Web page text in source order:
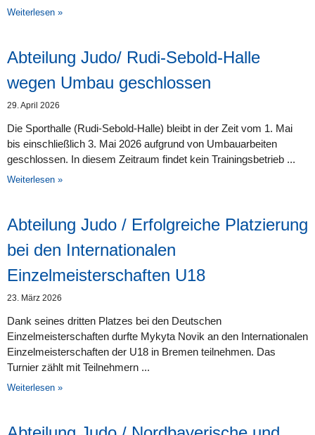
Weiterlesen »
Abteilung Judo/ Rudi-Sebold-Halle
wegen Umbau geschlossen
29. April 2026
Die Sporthalle (Rudi-Sebold-Halle) bleibt in der Zeit vom 1. Mai
bis einschließlich 3. Mai 2026 aufgrund von Umbauarbeiten
geschlossen. In diesem Zeitraum findet kein Trainingsbetrieb
Weiterlesen »
Abteilung Judo / Erfolgreiche Platzierung
bei den Internationalen
Einzelmeisterschaften U18
23. März 2026
Dank seines dritten Platzes bei den Deutschen
Einzelmeisterschaften durfte Mykyta Novik an den Internationalen
Einzelmeisterschaften der U18 in Bremen teilnehmen. Das
Turnier zählt mit Teilnehmern
Weiterlesen »